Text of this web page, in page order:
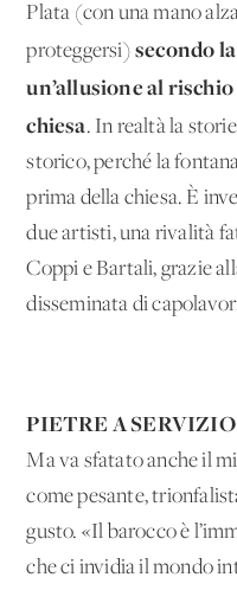
Plata (con una mano
proteggersi)secondo
un’allusione al
chiesa. In realtà la
storico, perché la
prima della chiesa. È
due artisti, una rivalità
Coppi e Bartali, grazie
disseminata di
PIETRE A
Ma va sfatato anche il
come pesante,
gusto. «Il barocco è
che ci invidia il mondo